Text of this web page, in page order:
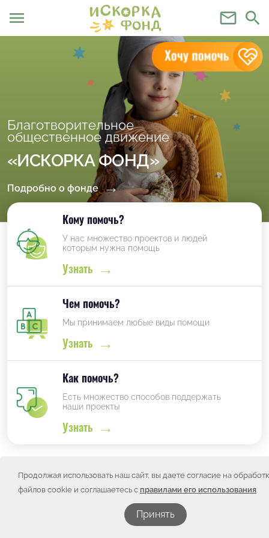
Продолжая использовать наш сайт, вы даете согласие на
файлов cookie и соглашаетесь с правилами его использования
Принять
menu mail_outline search
Благотворительное
общественное движение
«ИСКОРКА ФОНД»
Подробно о фонде
Кому помочь?
У нас множество проектов и людей
которым нужна помощь
Узнать
Чем помочь?
Мы принимаем любые виды помощи
Узнать
Как помочь?
Есть множество способов поддержать
наши проекты
Узнать
Проекты фонда
Смотреть все проекты